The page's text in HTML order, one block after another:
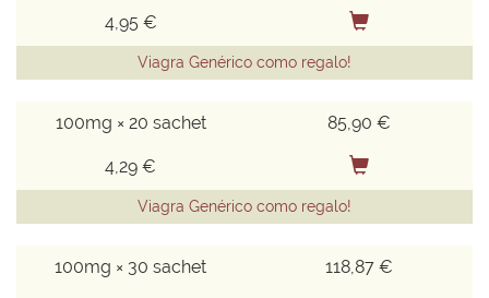
4,95 €
Viagra Genérico como regalo!
100mg × 20 sachet 85,90 €
4,29 €
Viagra Genérico como regalo!
100mg × 30 sachet 118,87 €